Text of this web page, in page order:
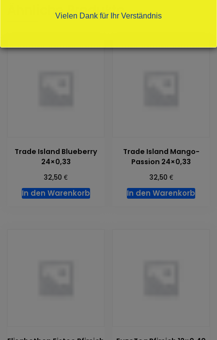
Ähnliche Produkte
Trade Island Blueberry
24×0,33
32,50€
In den Warenkorb
Trade Island Mango-
Passion 24×0,33
32,50 €
In den Warenkorb
Vielen Dank für Ihr Verständnis
Dies schließt sich in14Sekunden